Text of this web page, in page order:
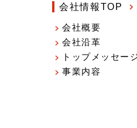
会社情報TOP
会社概要
会社沿革
トップメッセー
事業内容